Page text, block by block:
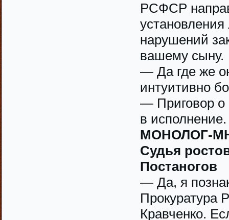
РСФСР
нарушений
вашему сыну.
— Да где же
интуитивно
— Приговор о
в исполнение.
МОНОЛОГ-
Судья
Постаногов
— Да, я
Прокуратура
Кравченко.